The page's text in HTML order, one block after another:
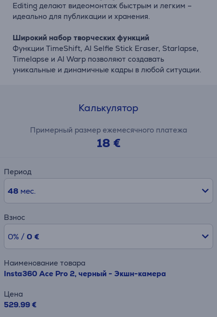
Editing делают видеомонтаж быстрым и легким –
идеально для публикации и хранения.
Широкий набор творческих функций
Функции TimeShift, AI Selfie Stick Eraser, Starlapse,
Timelapse и AI Warp позволяют создавать
уникальные и динамичные кадры в любой ситуации.
Калькулятор
Примерный размер ежемесячного платежа
18 €
Период
48мес.
Взнос
0% / 0 €
Наименование товара
Insta360 Ace Pro 2, черный - Экшн-камера
Цена
529.99 €